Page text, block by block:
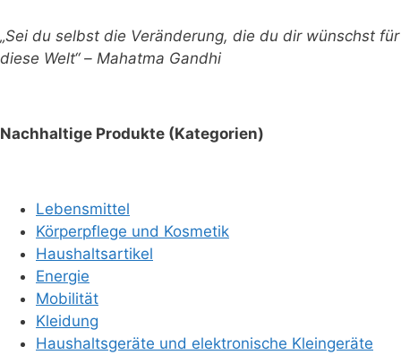
„Sei du selbst die Veränderung, die du dir wünschst für
diese Welt“ – Mahatma Gandhi
Nachhaltige Produkte (Kategorien)
Lebensmittel
Körperpflege und Kosmetik
Haushaltsartikel
Energie
Mobilität
Kleidung
Haushaltsgeräte und elektronische Kleingeräte